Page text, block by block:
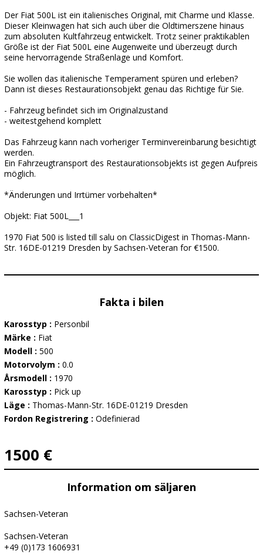
Der Fiat 500L ist ein italienisches Original, mit Charme und Klasse.
Dieser Kleinwagen hat sich auch über die Oldtimerszene hinaus
zum absoluten Kultfahrzeug entwickelt. Trotz seiner praktikablen
Größe ist der Fiat 500L eine Augenweite und überzeugt durch
seine hervorragende Straßenlage und Komfort.
Sie wollen das italienische Temperament spüren und erleben?
Dann ist dieses Restaurationsobjekt genau das Richtige für Sie.
- Fahrzeug befindet sich im Originalzustand
- weitestgehend komplett
Das Fahrzeug kann nach vorheriger Terminvereinbarung besichtigt
werden.
Ein Fahrzeugtransport des Restaurationsobjekts ist gegen Aufpreis
möglich.
*Änderungen und Irrtümer vorbehalten*
Objekt: Fiat 500L___1
1970 Fiat 500 is listed till salu on ClassicDigest in Thomas-Mann-
Str. 16DE-01219 Dresden by Sachsen-Veteran for €1500.
Fakta i bilen
Karosstyp : Personbil
Märke : Fiat
Modell : 500
Motorvolym : 0.0
Årsmodell : 1970
Karosstyp : Pick up
Läge : Thomas-Mann-Str. 16DE-01219 Dresden
Fordon Registrering : Odefinierad
1500 €
Information om säljaren
Sachsen-Veteran
Sachsen-Veteran
+49 (0)173 1606931